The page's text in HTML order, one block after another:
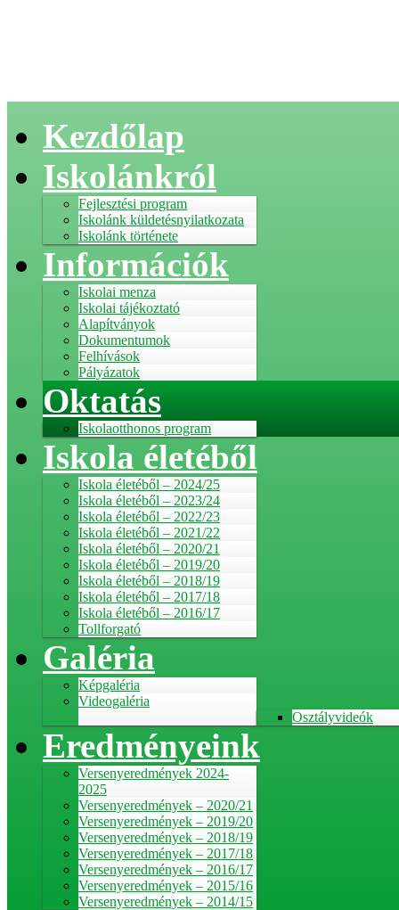
Kezdőlap
Iskolánkról
Fejlesztési program
Iskolánk küldetésnyilatkozata
Iskolánk története
Információk
Iskolai menza
Iskolai tájékoztató
Alapítványok
Dokumentumok
Felhívások
Pályázatok
Oktatás
Iskolaotthonos program
Iskola életéből
Iskola életéből – 2024/25
Iskola életéből – 2023/24
Iskola életéből – 2022/23
Iskola életéből – 2021/22
Iskola életéből – 2020/21
Iskola életéből – 2019/20
Iskola életéből – 2018/19
Iskola életéből – 2017/18
Iskola életéből – 2016/17
Tollforgató
Galéria
Képgaléria
Videogaléria
Osztályvideók
Eredményeink
Versenyeredmények 2024-
2025
Versenyeredmények – 2020/21
Versenyeredmények – 2019/20
Versenyeredmények – 2018/19
Versenyeredmények – 2017/18
Versenyeredmények – 2016/17
Versenyeredmények – 2015/16
Versenyeredmények – 2014/15